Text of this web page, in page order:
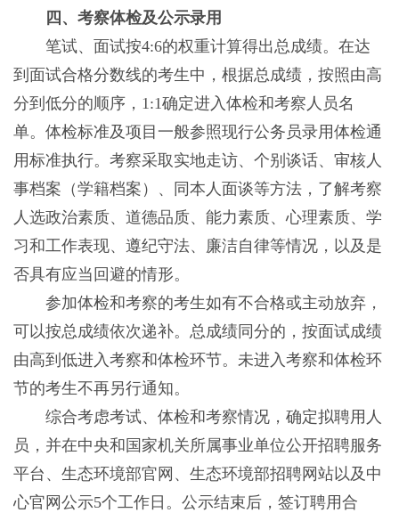
四、考察体检及公示录用
笔试、面试按4:6的权重计算得出总成绩。在达
到面试合格分数线的考生中，根据总成绩，按照由高
分到低分的顺序，1:1确定进入体检和考察人员名
单。体检标准及项目一般参照现行公务员录用体检通
用标准执行。考察采取实地走访、个别谈话、审核人
事档案（学籍档案）、同本人面谈等方法，了解考察
人选政治素质、道德品质、能力素质、心理素质、学
习和工作表现、遵纪守法、廉洁自律等情况，以及是
否具有应当回避的情形。
参加体检和考察的考生如有不合格或主动放弃，
可以按总成绩依次递补。总成绩同分的，按面试成绩
由高到低进入考察和体检环节。未进入考察和体检环
节的考生不再另行通知。
综合考虑考试、体检和考察情况，确定拟聘用人
员，并在中央和国家机关所属事业单位公开招聘服务
平台、生态环境部官网、生态环境部招聘网站以及中
心官网公示5个工作日。公示结束后，签订聘用合